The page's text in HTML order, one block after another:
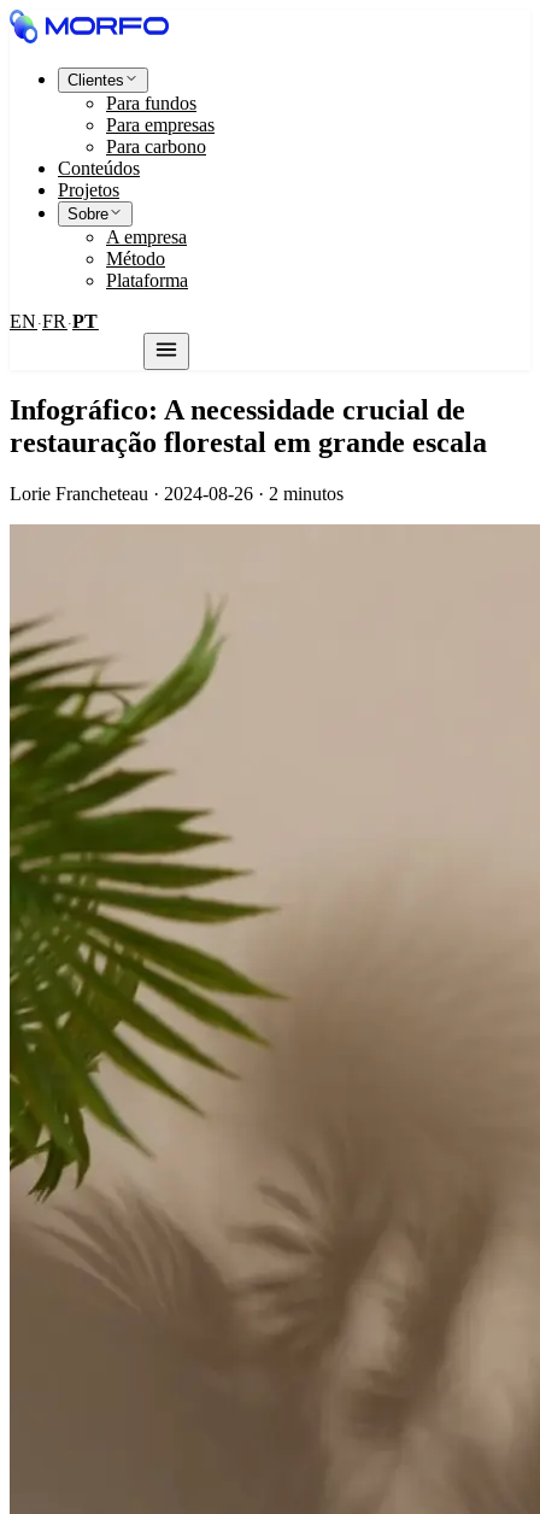
Clientes
Para fundos
Para empresas
Para carbono
Conteúdos
Projetos
Sobre
A empresa
Método
Plataforma
EN ·FR ·PT
Infográfico: A necessidade crucial de
restauração florestal em grande escala
Lorie Francheteau · 2024-08-26 · 2 minutos